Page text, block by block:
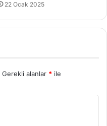
22 Ocak 2025
Gerekli alanlar * ile